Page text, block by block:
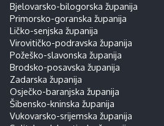
Bjelovarsko-bilogorska županija
Primorsko-goranska županija
Ličko-senjska županija
Virovitičko-podravska županija
Požeško-slavonska županija
Brodsko-posavska županija
Zadarska županija
Osječko-baranjska županija
Šibensko-kninska županija
Vukovarsko-srijemska županija